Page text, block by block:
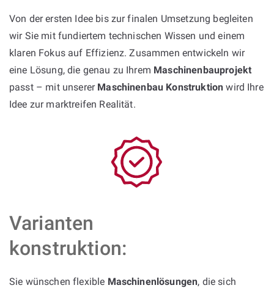
Von der ersten Idee bis zur finalen Umsetzung begleiten
wir Sie mit fundiertem technischen Wissen und einem
klaren Fokus auf Effizienz. Zusammen entwickeln wir
eine Lösung, die genau zu Ihrem Maschinenbauprojekt
passt – mit unserer Maschinenbau Konstruktion wird Ihre
Idee zur marktreifen Realität.
Varianten
konstruktion:
Sie wünschen flexible Maschinenlösungen, die sich